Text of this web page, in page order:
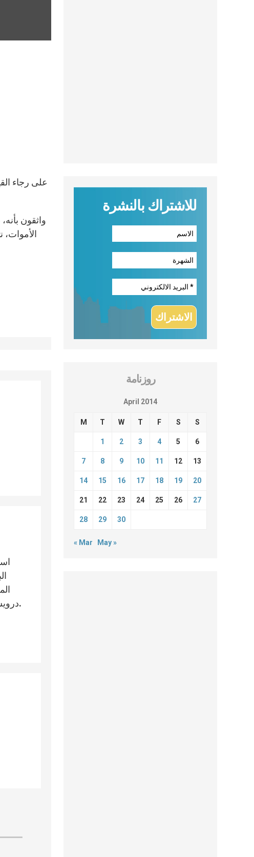
الأموات،
درويش لفتته تجاه الأيقونات المسروقة من سوريا والحفاظ عليها، لإعادتها في وقت لاحق الى اماكنها الأساسية.
للاشتراك بالنشرة
روزنامة
April 2014
M T W T F S S
1 2 3 4 5 6
7 8 9 10 11 12 13
14 15 16 17 18 19 20
21 22 23 24 25 26 27
28 29 30
« Mar May »